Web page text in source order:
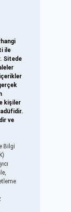
ile
Sitede
kişiler
ve
Bilgi